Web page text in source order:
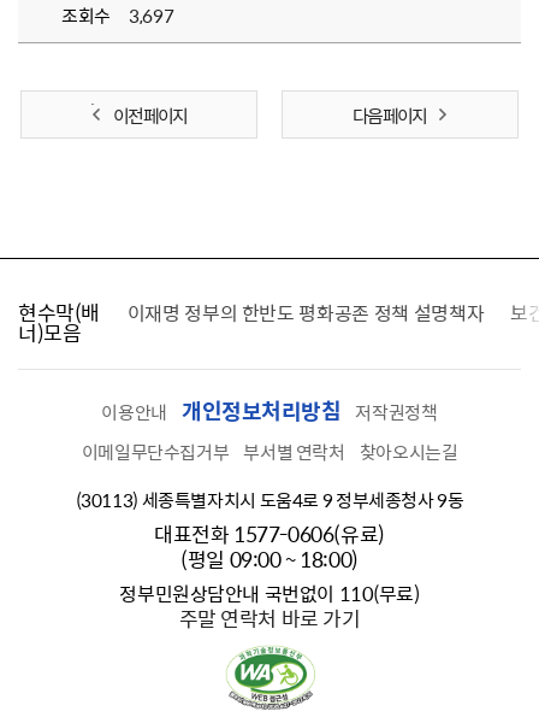
조회수
3,697
이전 페이지 다음 페이지
현수막(배
너)모음
찾습니다 이재명 정부의 한반도 평화공존 정책 설명책자 보
이용안내 개인정보처리방침
저작권정책
이메일무단수집거부 부서별 연락처
찾아오시는길
(30113) 세종특별자치시 도움4로 9 정부세종청사 9동
대표전화 1577-0606(유료)
(평일 09:00 ~ 18:00)
정부민원상담안내 국번없이 110(무료)
주말 연락처 바로 가기